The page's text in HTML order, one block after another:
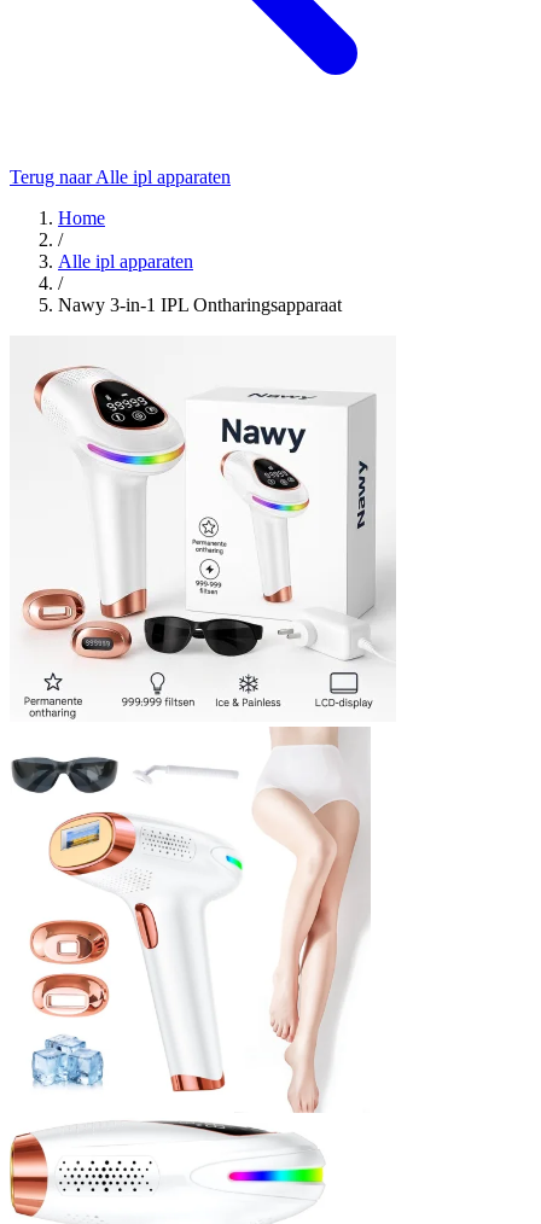
Terug naar Alle ipl apparaten
Home
/
Alle ipl apparaten
/
Nawy 3-in-1 IPL Ontharingsapparaat